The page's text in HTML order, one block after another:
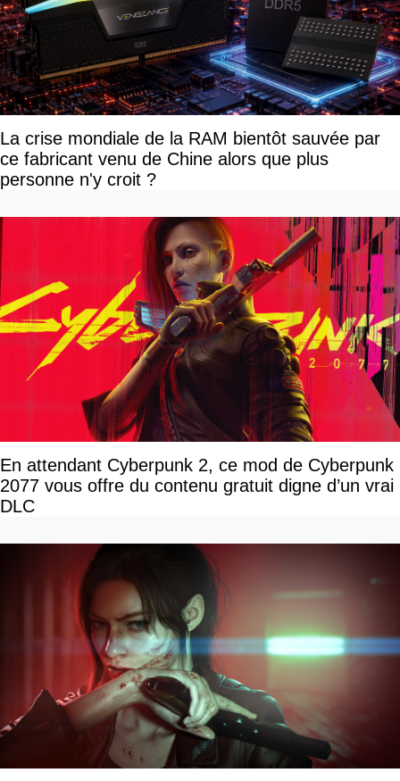
La crise mondiale de la RAM bientôt sauvée par
ce fabricant venu de Chine alors que plus
personne n'y croit ?
En attendant Cyberpunk 2, ce mod de Cyberpunk
2077 vous offre du contenu gratuit digne d’un vrai
DLC